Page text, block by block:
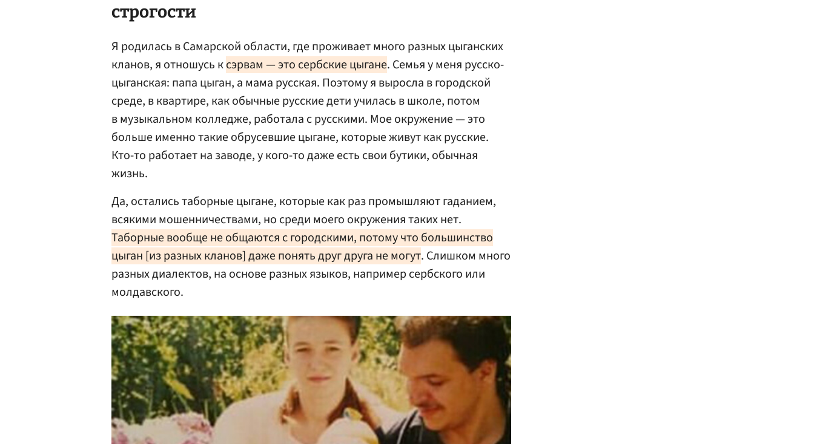
строгости
Я родилась в Самарской области, где проживает много разных цыганских
кланов, я отношусь ксэрвам — это сербские цыгане. Семья у меня русско-
цыганская: папа цыган, а мама русская. Поэтому я выросла в городской
среде, в квартире, как обычные русские дети училась в школе, потом
в музыкальном колледже, работала с русскими. Мое окружение — это
больше именно такие обрусевшие цыгане, которые живут как русские.
Кто-то работает на заводе, у кого-то даже есть свои бутики, обычная
жизнь.
Да, остались таборные цыгане, которые как раз промышляют гаданием,
всякими мошенничествами, но среди моего окружения таких нет.
Таборные вообще не общаются с городскими, потому что большинство
цыган [из разных кланов] даже понять друг друга не могут. Слишком много
разных диалектов, на основе разных языков, например сербского или
молдавского.